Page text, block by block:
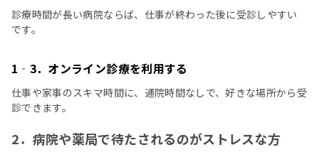
診療時間が長い病院ならば、仕事が終わった後に受診しやすい
です。
1‐3．オンライン診療を利用する
仕事や家事のスキマ時間に、通院時間なしで、好きな場所から受
診できます。
2．病院や薬局で待たされるのがストレスな方